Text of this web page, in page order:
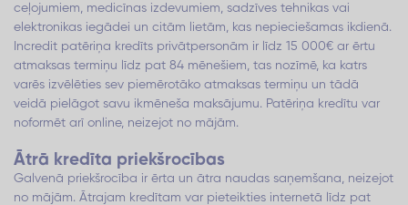
ceļojumiem, medicīnas izdevumiem, sadzīves tehnikas vai
elektronikas iegādei un citām lietām, kas nepieciešamas ikdienā.
Incredit patēriņa kredīts privātpersonām ir līdz 15 000€ ar ērtu
atmaksas termiņu līdz pat 84 mēnešiem, tas nozīmē, ka katrs
varēs izvēlēties sev piemērotāko atmaksas termiņu un tādā
veidā pielāgot savu ikmēneša maksājumu. Patēriņa kredītu var
noformēt arī online, neizejot no mājām.
Ātrā kredīta priekšrocības
Galvenā priekšrocība ir ērta un ātra naudas saņemšana, neizejot
no mājām. Ātrajam kredītam var pieteikties internetā līdz pat